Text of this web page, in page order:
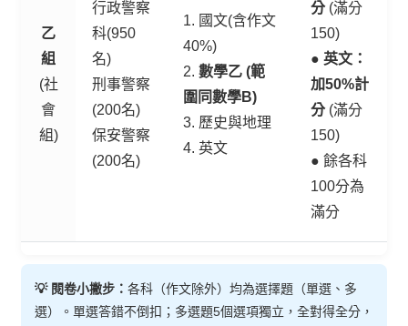
乙
組
(社
會
組)
行政警察
科(950
名)
刑事警察
(200名)
保安警察
(200名)
1. 國文(含作文
40%)
2. 數學乙 (範
圍同數學B)
3. 歷史與地理
4. 英文
分(滿分
150)
● 英文：
加50%計
分(滿分
150)
● 餘各科
100分為
滿分
💡 閱卷小撇步： 各科（作文除外）均為選擇題（單選、多
選）。單選答錯不倒扣；多選題5個選項獨立，全對得全分，